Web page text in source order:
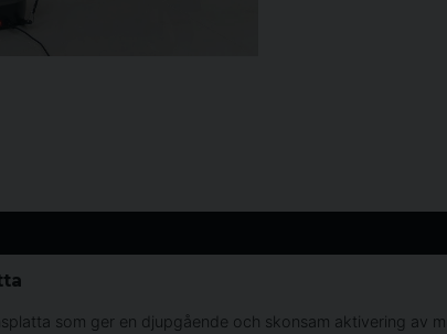
som ger en djupgående och skonsam aktivering av